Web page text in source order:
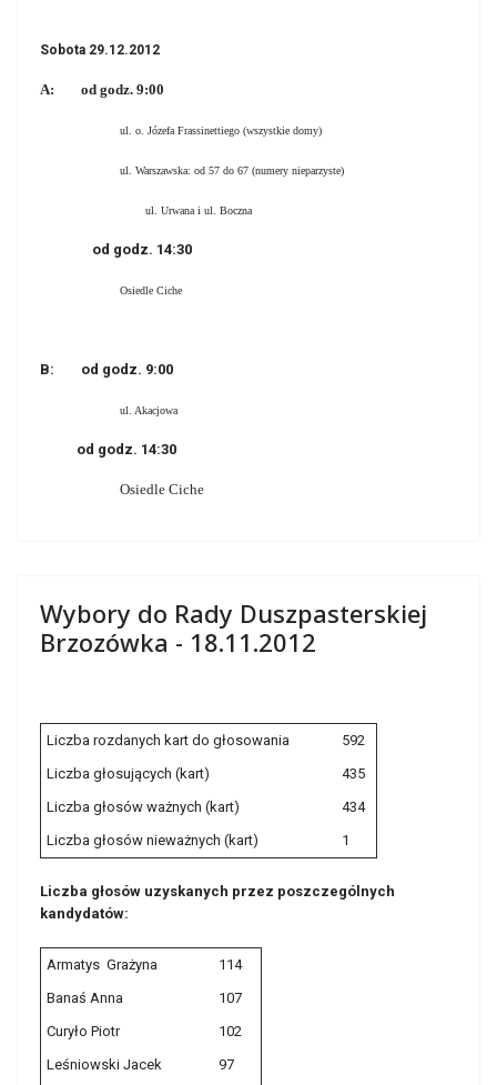
Sobota 29.12.2012
A: od godz. 9:00
ul. o. Józefa Frassinettiego (wszystkie domy)
ul. Warszawska: od 57 do 67 (numery nieparzyste)
ul. Urwana i ul. Boczna
od godz. 14:30
Osiedle Ciche
B: od godz. 9:00
ul. Akacjowa
od godz. 14:30
Osiedle Ciche
Wybory do Rady Duszpasterskiej
Brzozówka - 18.11.2012
Liczba rozdanych kart do głosowania
592
Liczba głosujących (kart)
435
Liczba głosów ważnych (kart)
434
Liczba głosów nieważnych (kart)
1
Liczba głosów uzyskanych przez poszczególnych
kandydatów:
Armatys Grażyna
114
Banaś Anna
107
Curyło Piotr
102
Leśniowski Jacek
97